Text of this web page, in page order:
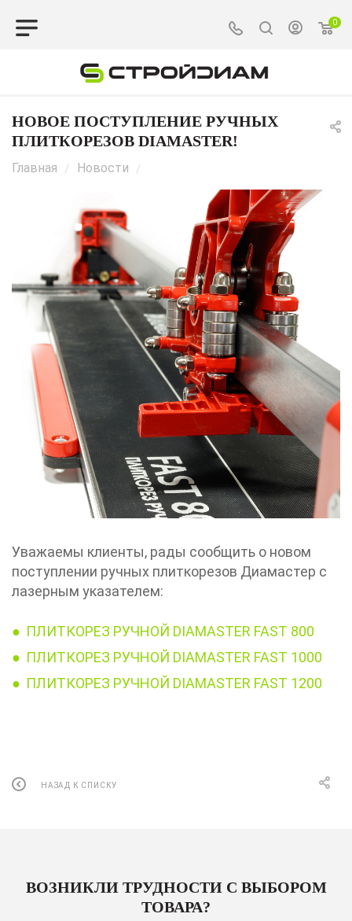
0
НОВОЕ ПОСТУПЛЕНИЕ РУЧНЫХ
ПЛИТКОРЕЗОВ DIAMASTER!
Главная / Новости /
Уважаемы клиенты, рады сообщить о новом
поступлении ручных плиткорезов Диамастер с
лазерным указателем:
ПЛИТКОРЕЗ РУЧНОЙ DIAMASTER FAST 800
ПЛИТКОРЕЗ РУЧНОЙ DIAMASTER FAST 1000
ПЛИТКОРЕЗ РУЧНОЙ DIAMASTER FAST 1200
НАЗАД К СПИСКУ
ВОЗНИКЛИ ТРУДНОСТИ С ВЫБОРОМ
ТОВАРА?